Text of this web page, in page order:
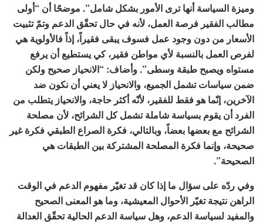
وميزة السياسة أنها ترى الأمور بشكل شامل”. موضحًا أن “أولى
مطالب الفقير فرصة العمل، لأنه في حال تحقّق الدعم وتمّ تثبيت
الأسعار من دون وجود عمل فسوف يبقى فقيراً، إذاً فالأولوية هي
لفرص العمل بالنسبة لأي مواطن فقير، كي يستطيع أن يرفع
مستواه ويصبح طبقة وسطى”. وأضاف: “الانحياز صحيح ولكن
ضمن سياسات تشمل الجميع، والانحياز لا يعني أن نكون ضد
الآخرين، إنّما هو فقط للفقير، لأنّه أكثر حاجة، والانحياز يتطلب من
الفرد أن يقوم بسياسة شاملة تشمل كل الشرائح، لأن مصلحة
الشرائح مع بعضها بعضاً، وبالتالي، فكرة الصراع الطبقي فكرة غير
صحيحة، وإنما فكرة المصلحة المشتركة بين الطبقات هي
الصحيحة”.
وفي ردّه على سؤال ما إذا كان قد تغيّر مفهوم الدعم في الوقت
الراهن نتيجة تغيّر الأحوال المعيشية، وما هو المعنى الصحيح
والمفيد لسياسة الدعم، وهل سياسة الدعم الحالية تحقّق العدالة